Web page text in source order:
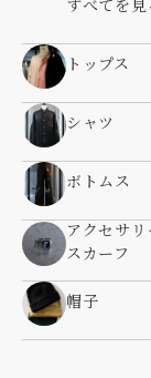
すべてを見
トップス
シャツ
ボトムス
アクセサリ
スカーフ
帽子